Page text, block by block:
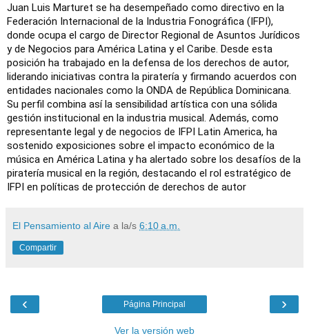
Juan Luis Marturet se ha desempeñado como directivo en la
Federación Internacional de la Industria Fonográfica (IFPI),
donde ocupa el cargo de Director Regional de Asuntos Jurídicos
y de Negocios para América Latina y el Caribe. Desde esta
posición ha trabajado en la defensa de los derechos de autor,
liderando iniciativas contra la piratería y firmando acuerdos con
entidades nacionales como la ONDA de República Dominicana.
Su perfil combina así la sensibilidad artística con una sólida
gestión institucional en la industria musical. Además, como
representante legal y de negocios de IFPI Latin America, ha
sostenido exposiciones sobre el impacto económico de la
música en América Latina y ha alertado sobre los desafíos de la
piratería musical en la región, destacando el rol estratégico de
IFPI en políticas de protección de derechos de autor
El Pensamiento al Aire a la/s 6:10 a.m.
Compartir
‹ ›
Página Principal
Ver la versión web